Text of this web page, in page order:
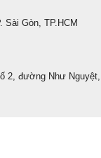
Sài Gòn, TP.HCM
2, đường Như